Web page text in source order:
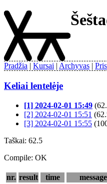
Pradžia Kursai Archyvas
Keliai lentelėje
[1] 2024-02-01 15:49
[2] 2024-02-01 15:51
[3] 2024-02-01 15:55
Taškai: 62.5
Compile: OK
nr. result time
message